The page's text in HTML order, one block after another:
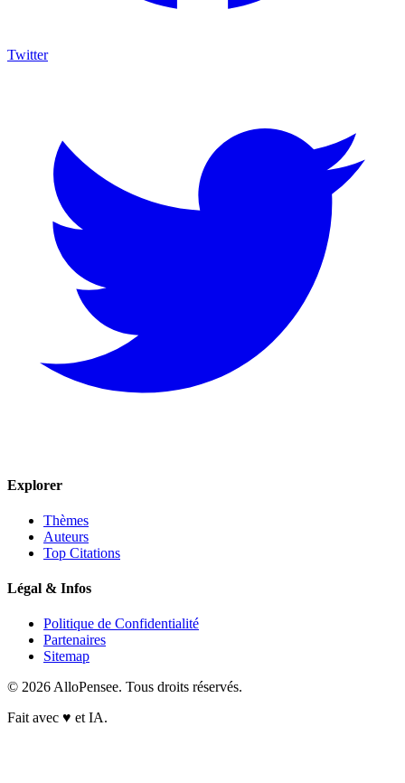
Twitter
Explorer
Thèmes
Auteurs
Top Citations
Légal & Infos
Politique de Confidentialité
Partenaires
Sitemap
© 2026 AlloPensee. Tous droits réservés.
Fait avec ♥ et IA.